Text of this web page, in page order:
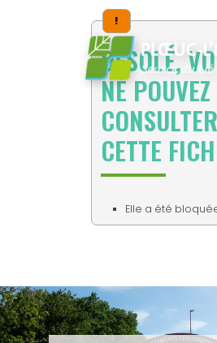
!
DESOLÉ,
NE
CONSULTER
CETTE
Elle a été